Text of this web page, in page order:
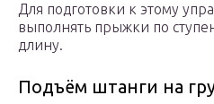
Для подготовки к этому
выполнять прыжки по
длину.
Подъём штанги на